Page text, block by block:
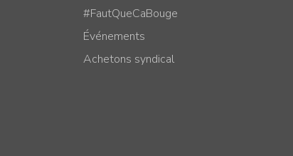
#FautQueCaBouge
Événements
Achetons syndical